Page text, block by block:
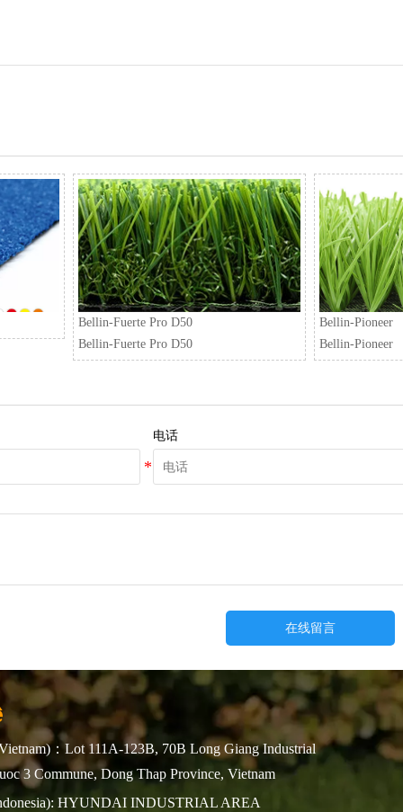
Bellin-Fuerte Pro D50
Bellin-Fuerte Pro D50
Bellin-Pioneer
Bellin-Pioneer
电话
在线留言
：Lot 111A-123B, 70B Long Giang Industrial
3 Commune, Dong Thap Province, Vietnam
HYUNDAI INDUSTRIAL AREA